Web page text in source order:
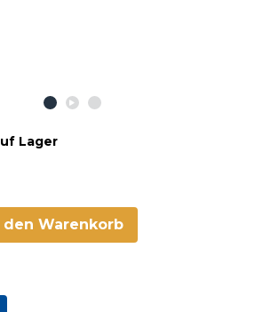
Lager
den Warenkorb